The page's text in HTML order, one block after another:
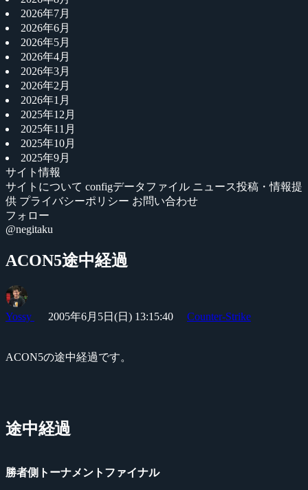
2026年7月
2026年6月
2026年5月
2026年4月
2026年3月
2026年2月
2026年1月
2025年12月
2025年11月
2025年10月
2025年9月
サイト情報
サイトについて configデータファイル ニュース投稿・情報提
供 プライバシーポリシー お問い合わせ
フォロー
@negitaku
ACON5途中経過
Yossy 2005年6月5日(日) 13:15:40 Counter-Strike
ACON5の途中経過です。
途中経過
勝者側トーナメントファイナル